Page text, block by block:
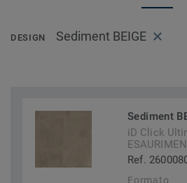
DESIGN Sediment BEIGE
Sediment
iD Click
Ref.
Formato